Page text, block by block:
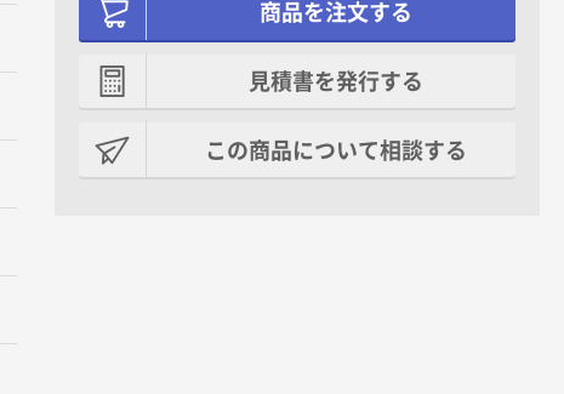
なし
商品を注文する
見積書を発行する
この商品について相談する